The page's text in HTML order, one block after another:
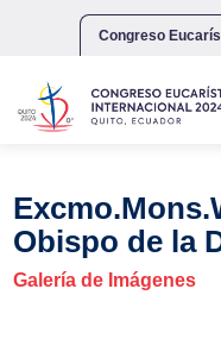
Congreso
Obispo de la
Galería de Imágenes